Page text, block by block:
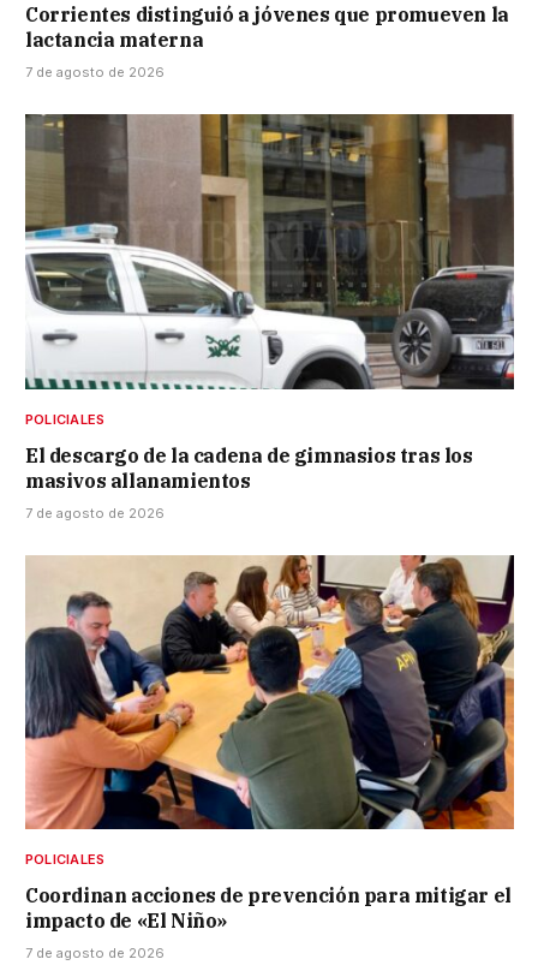
Corrientes distinguió a jóvenes que promueven la
lactancia materna
7 de agosto de 2026
POLICIALES
El descargo de la cadena de gimnasios tras los
masivos allanamientos
7 de agosto de 2026
POLICIALES
Coordinan acciones de prevención para mitigar el
impacto de «El Niño»
7 de agosto de 2026